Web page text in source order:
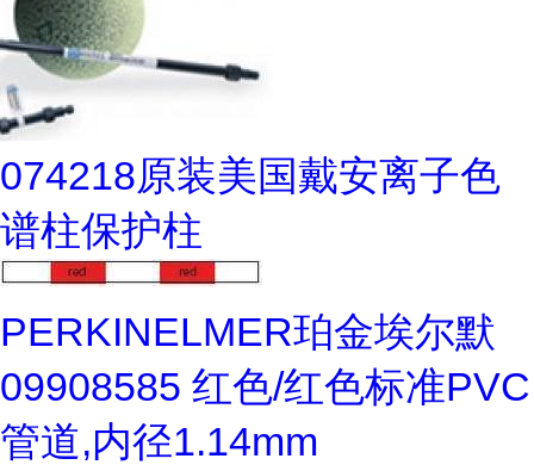
074218原装美国戴安离子色
谱柱保护柱
PERKINELMER珀金埃尔默
09908585 红色/红色标准PVC
管道,内径1.14mm